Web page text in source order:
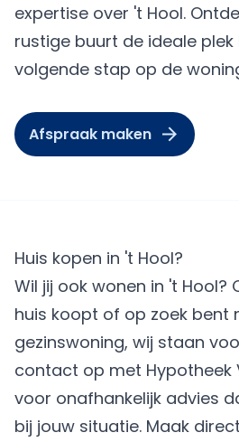
expertise over 't Hool.
rustige buurt de ideale
volgende stap op de
Afspraak maken
Huis kopen in 't Hool?
Wil jij ook wonen in 't Hool?
huis koopt of op zoek bent
gezinswoning, wij staan
contact op met Hypotheek
voor onafhankelijk advies
bij jouw situatie. Maak